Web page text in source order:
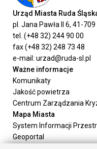
Urząd Miasta Ruda
pl. Jana Pawła II 6, 41-
tel. (+48 32) 244 90 00
fax (+48 32) 248 73 48
e-mail: urzad@ruda-sl.pl
Ważne informacje
Komunikaty
Jakość powietrza
Centrum Zarządzania
Mapa Miasta
System Informacji
Geoportal